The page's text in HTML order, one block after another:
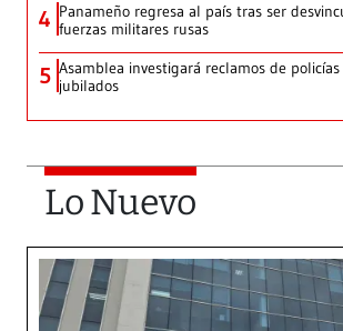
4 Panameño regresa al país tras ser
fuerzas militares rusas
5 Asamblea investigará reclamos de
jubilados
Lo Nuevo